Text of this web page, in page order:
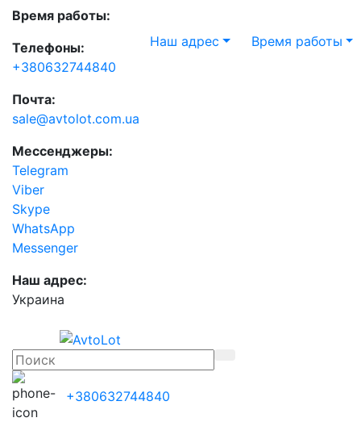
Время работы:
Телефоны:
+380632744840
Почта:
sale@avtolot.com.ua
Мессенджеры:
Telegram
Viber
Skype
WhatsApp
Messenger
Наш адрес:
Украина
Наш адрес Время работы
+380632744840